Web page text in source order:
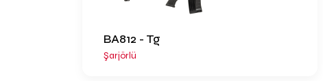
BA812 - Tg
Şarjörlü